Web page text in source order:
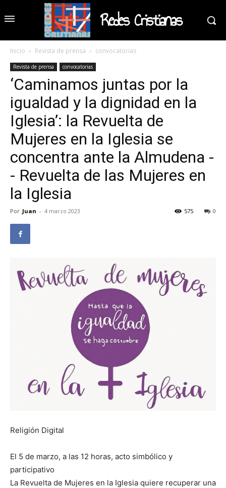
Redes Cristianas
Inicio Revista de prensa convocatorias
Revista de prensa convocatorias
‘Caminamos juntas por la
igualdad y la dignidad en la
Iglesia’: la Revuelta de
Mujeres en la Iglesia se
concentra ante la Almudena -
- Revuelta de las Mujeres en
la Iglesia
Por Juan - 4 marzo 2023 0
575
Religión Digital
El 5 de marzo, a las 12 horas, acto simbólico y
participativo
La Revuelta de Mujeres en la Iglesia quiere recuperar una